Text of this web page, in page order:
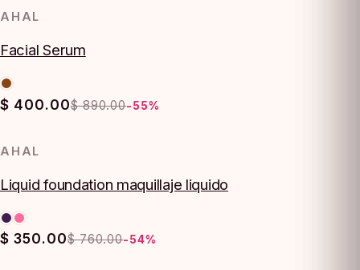
-55%
AHAL
Facial Serum
$ 400.00$ 890.00-55%
-54%
AHAL
Liquid foundation maquillaje liquido
$ 350.00$ 760.00-54%